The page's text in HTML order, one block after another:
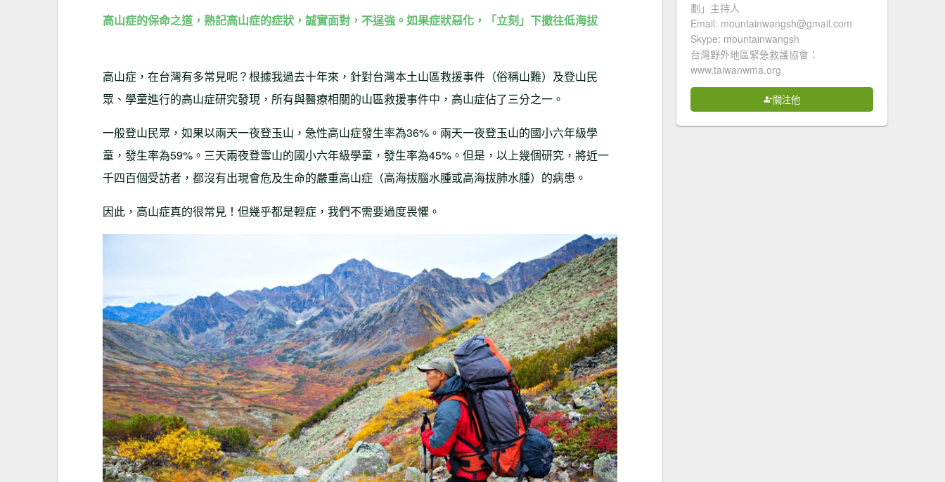
高山症的保命之道，熟記高山症的症狀，誠實面對，不逞強。如果症狀惡化，「立刻」下撤往低海拔
高山症，在台灣有多常見呢？根據我過去十年來，針對台灣本土山區救援事件（俗稱山難）及登山民
眾、學童進行的高山症研究發現，所有與醫療相關的山區救援事件中，高山症佔了三分之一。
一般登山民眾，如果以兩天一夜登玉山，急性高山症發生率為36%。兩天一夜登玉山的國小六年級學
童，發生率為59%。三天兩夜登雪山的國小六年級學童，發生率為45%。但是，以上幾個研究，將近一
千四百個受訪者，都沒有出現會危及生命的嚴重高山症（高海拔腦水腫或高海拔肺水腫）的病患。
因此，高山症真的很常見！但幾乎都是輕症，我們不需要過度畏懼。
劃」主持人
Email: mountainwangsh@gmail.com
Skype: mountainwangsh
台灣野外地區緊急救護協會：
www.taiwanwma.org
關注他